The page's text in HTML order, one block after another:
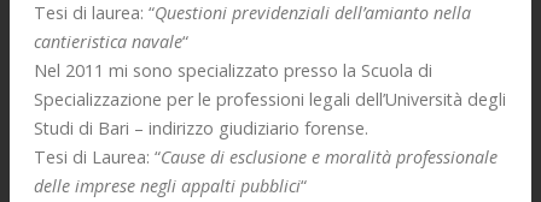
Tesi di laurea: “Questioni previdenziali dell’amianto nella
cantieristica navale“
Nel 2011 mi sono specializzato presso la Scuola di
Specializzazione per le professioni legali dell’Università degli
Studi di Bari – indirizzo giudiziario forense.
Tesi di Laurea: “Cause di esclusione e moralità professionale
delle imprese negli appalti pubblici“